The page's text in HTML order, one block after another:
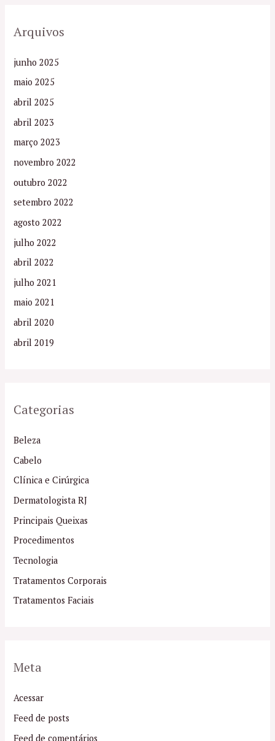
Arquivos
junho 2025
maio 2025
abril 2025
abril 2023
março 2023
novembro 2022
outubro 2022
setembro 2022
agosto 2022
julho 2022
abril 2022
julho 2021
maio 2021
abril 2020
abril 2019
Categorias
Beleza
Cabelo
Clínica e Cirúrgica
Dermatologista RJ
Principais Queixas
Procedimentos
Tecnologia
Tratamentos Corporais
Tratamentos Faciais
Meta
Acessar
Feed de posts
Feed de comentários